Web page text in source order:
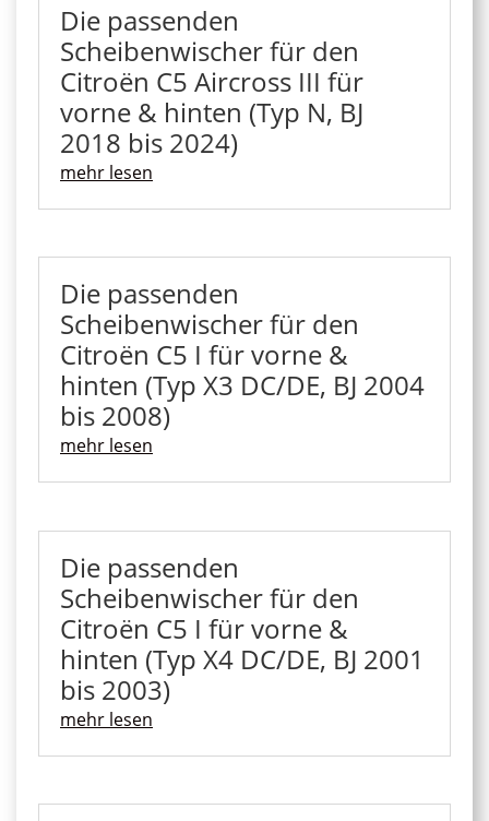
Die passenden
Scheibenwischer für den
Citroën C5 Aircross III für
vorne & hinten (Typ N, BJ
2018 bis 2024)
mehr lesen
Die passenden
Scheibenwischer für den
Citroën C5 I für vorne &
hinten (Typ X3 DC/DE, BJ 2004
bis 2008)
mehr lesen
Die passenden
Scheibenwischer für den
Citroën C5 I für vorne &
hinten (Typ X4 DC/DE, BJ 2001
bis 2003)
mehr lesen